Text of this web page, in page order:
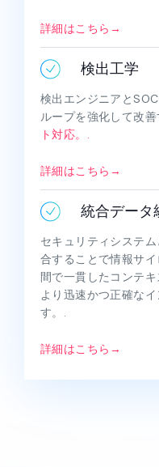
詳細はこちら→
検出工学
検出エンジニアと
ループを強化して改善
ト対応。.
詳細はこちら→
統合データ
セキュリティシステ
合することで情報サ
間で一貫したコンテキ
より迅速かつ正確な
す。.
詳細はこちら→